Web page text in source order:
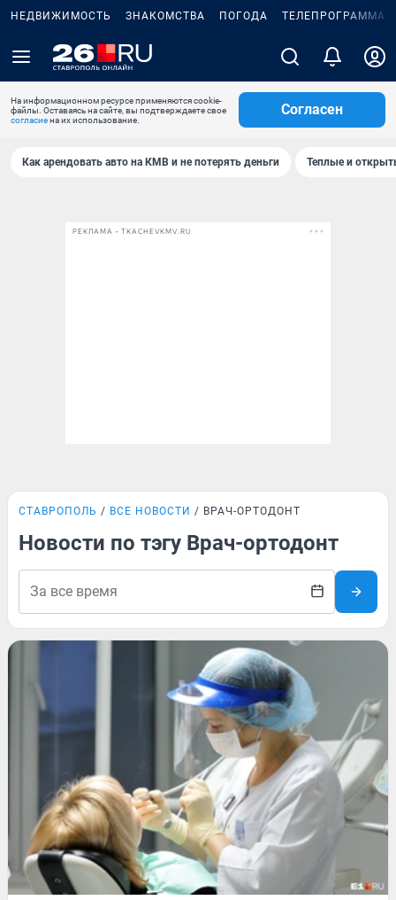
НЕДВИЖИМОСТЬ ЗНАКОМСТВА ПОГОДА ТЕЛЕПРОГРАММА
На информационном ресурсе применяются cookie-
файлы. Оставаясь на сайте, вы подтверждаете свое
согласиена их использование.
Согласен
Как арендовать авто на КМВ и не потерять деньги Теплые и
РЕКЛАМА • TKACHEVKMV.RU
СТАВРОПОЛЬ ВСЕ НОВОСТИ ВРАЧ-ОРТОДОНТ
Новости по тэгу Врач-ортодонт